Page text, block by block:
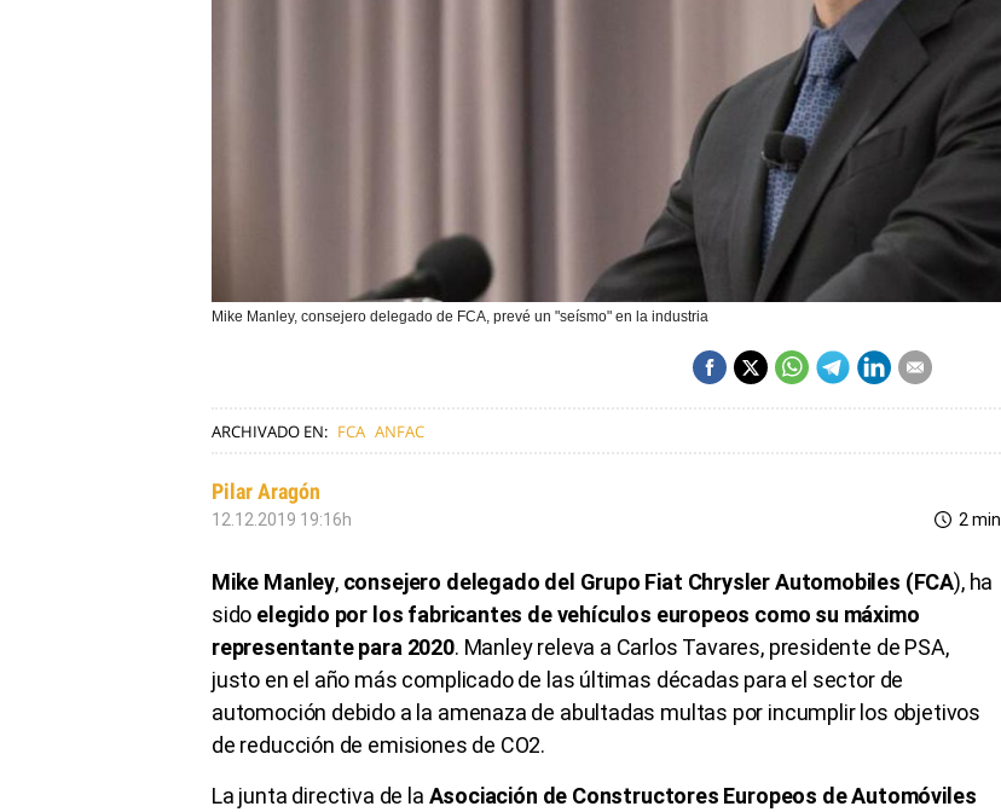
Mike Manley, consejero delegado de FCA, prevé un "seísmo" en la industria
ARCHIVADO EN: FCA ANFAC
Pilar Aragón
12.12.2019 19:16h 2 min
Mike Manley, consejero delegado del Grupo Fiat Chrysler Automobiles (FCA), ha
sido elegido por los fabricantes de vehículos europeos como su máximo
representante para 2020. Manley releva a Carlos Tavares, presidente de PSA,
justo en el año más complicado de las últimas décadas para el sector de
automoción debido a la amenaza de abultadas multas por incumplir los objetivos
de reducción de emisiones de CO2.
La junta directiva de la Asociación de Constructores Europeos de Automóviles